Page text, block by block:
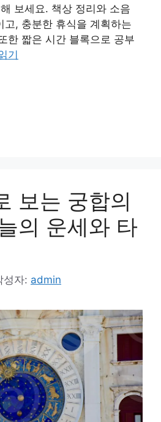
보세요. 책상 정리와 소음
고, 충분한 휴식을 계획하는
한 짧은 시간 블록으로 공부
기
보는 궁합의
의 운세와 타
성자: admin